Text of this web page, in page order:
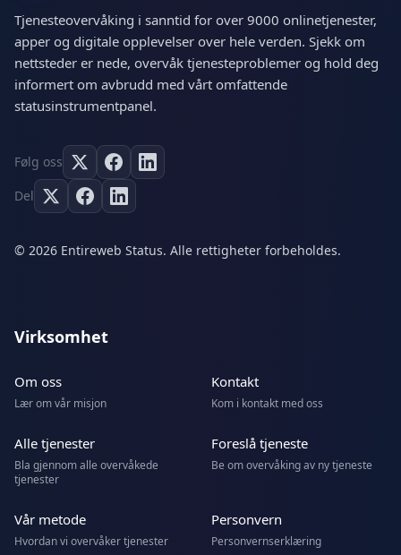
Tjenesteovervåking i sanntid for over 9000 onlinetjenester,
apper og digitale opplevelser over hele verden. Sjekk om
nettsteder er nede, overvåk tjenesteproblemer og hold deg
informert om avbrudd med vårt omfattende
statusinstrumentpanel.
Følg oss
Del
© 2026 Entireweb Status. Alle rettigheter forbeholdes.
Virksomhet
Om oss
Lær om vår misjon
Kontakt
Kom i kontakt med oss
Alle tjenester
Bla gjennom alle overvåkede
tjenester
Foreslå tjeneste
Be om overvåking av ny tjeneste
Vår metode
Hvordan vi overvåker tjenester
Personvern
Personvernserklæring